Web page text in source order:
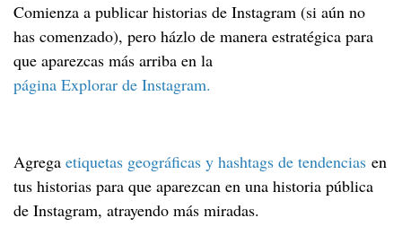
Comienza a publicar historias de Instagram (si aún no
has comenzado), pero házlo de manera estratégica para
que aparezcas más arriba en la
página Explorar de Instagram.
Agrega etiquetas geográficas y hashtags de tendencias en
tus historias para que aparezcan en una historia pública
de Instagram, atrayendo más miradas.